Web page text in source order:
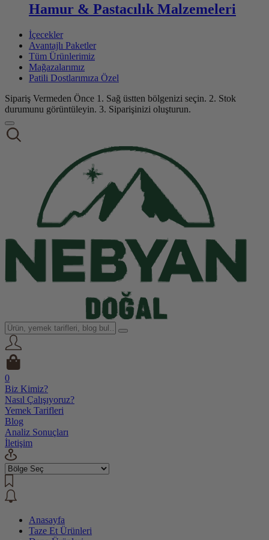
Hamur & Pastacılık Malzemeleri
İçecekler
Avantajlı Paketler
Tüm Ürünlerimiz
Mağazalarımız
Patili Dostlarımıza Özel
Sipariş Vermeden Önce 1. Sağ üstten bölgenizi seçin. 2. Stok
durumunu görüntüleyin. 3. Siparişinizi oluşturun.
0
Biz Kimiz?
Nasıl Çalışıyoruz?
Yemek Tarifleri
Blog
Analiz Sonuçları
İletişim
Anasayfa
Taze Et Ürünleri